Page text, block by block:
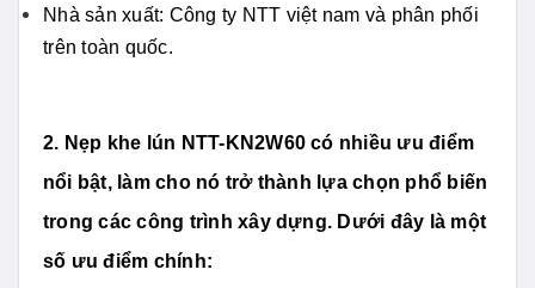
Nhà sản xuất: Công ty NTT việt nam và phân phối
trên toàn quốc.
2. Nẹp khe lún NTT-KN2W60 có nhiều ưu điểm
nổi bật, làm cho nó trở thành lựa chọn phổ biến
trong các công trình xây dựng. Dưới đây là một
số ưu điểm chính: